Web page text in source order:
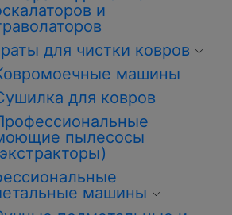
и
для чистки ковров
машины
для ковров
пылесосы
машины